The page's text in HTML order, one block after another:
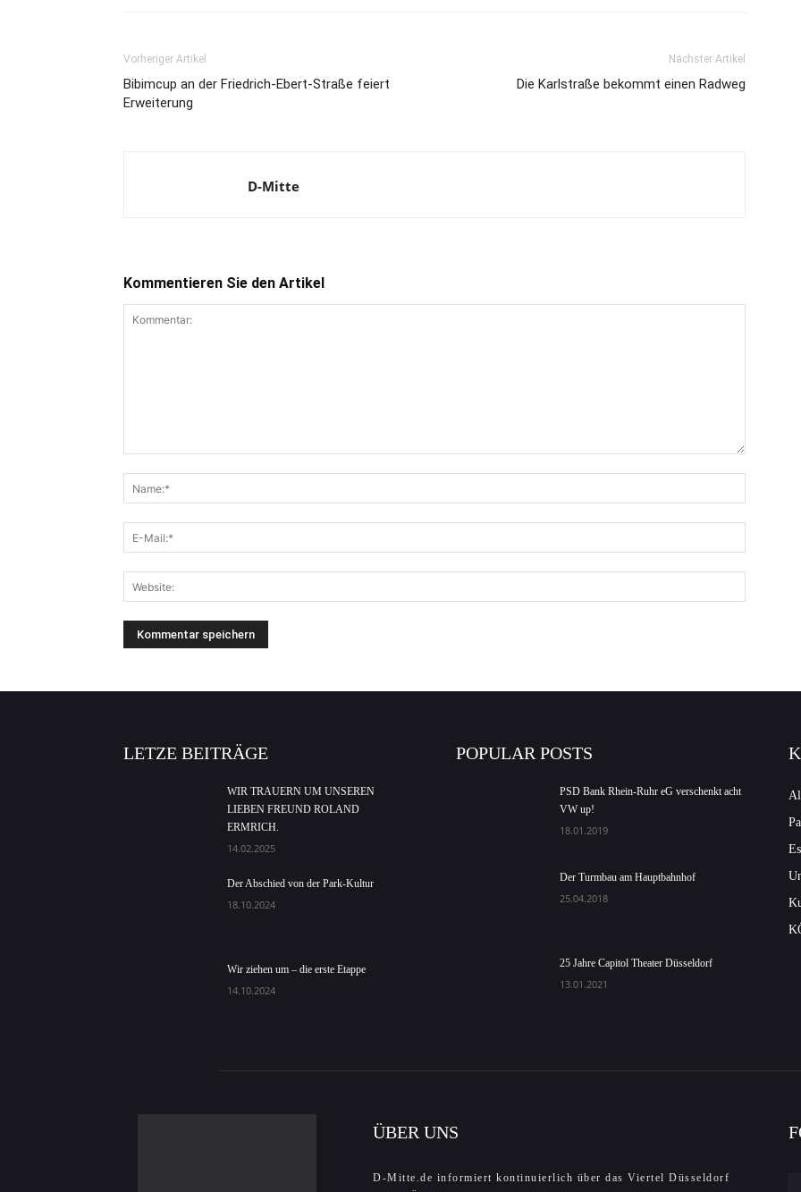
Vorheriger Artikel
Bibimcup an der Friedrich-Ebert-Straße feiert
Erweiterung
Nächster Artikel
Die Karlstraße bekommt einen Radweg
D-Mitte
Kommentieren Sie den Artikel
LETZE BEITRÄGE
WIR TRAUERN UM UNSEREN
LIEBEN FREUND ROLAND
ERMRICH.
14.02.2025
Der Abschied von der Park-Kultur
18.10.2024
Wir ziehen um – die erste Etappe
14.10.2024
POPULAR POSTS
PSD Bank Rhein-Ruhr eG verschenkt acht
VW up!
18.01.2019
Der Turmbau am Hauptbahnhof
25.04.2018
25 Jahre Capitol Theater Düsseldorf
13.01.2021
ÜBER UNS
D-Mitte.de informiert kontinuierlich über das Viertel Düsseldorf